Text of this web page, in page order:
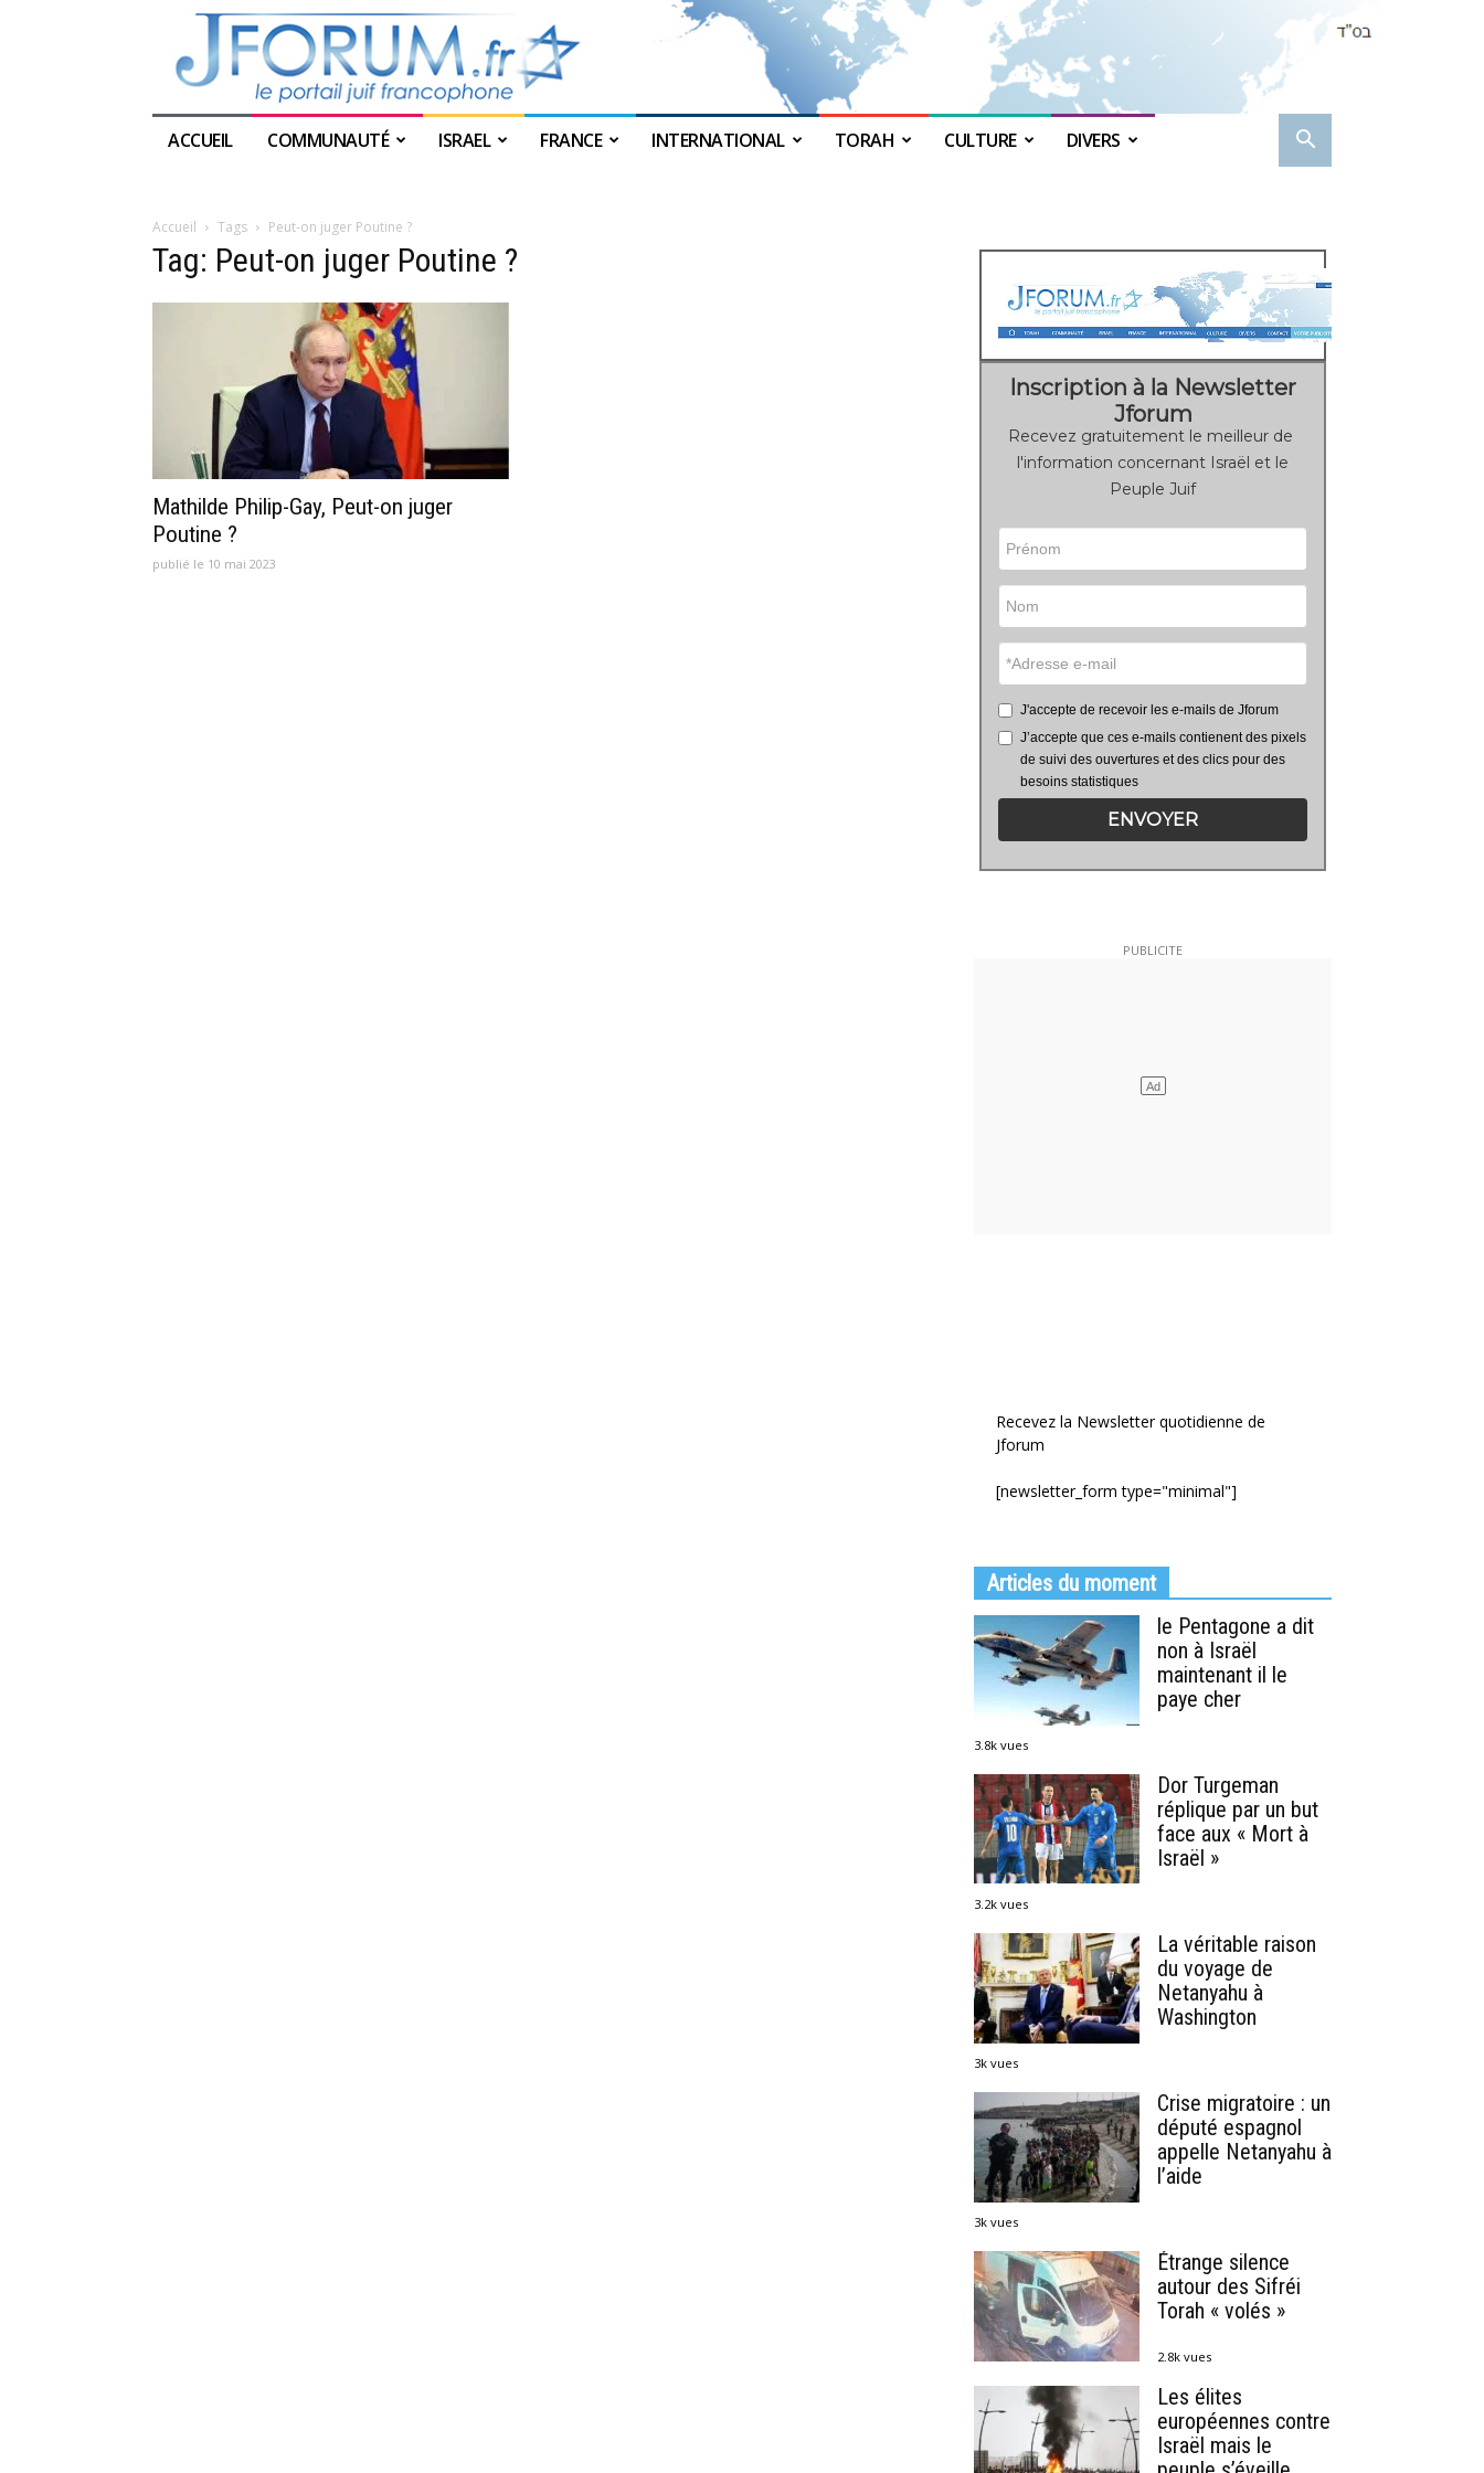
ACCUEIL COMMUNAUTÉ ISRAEL FRANCE INTERNATIONAL TORAH CULTURE DIVERS
Accueil Tags Peut-on juger Poutine ?
Tag: Peut-on juger Poutine ?
Mathilde Philip-Gay, Peut-on juger
Poutine ?
publié le 10 mai 2023
Inscription à la Newsletter
Jforum
Recevez gratuitement le meilleur de
l'information concernant Israël et le
Peuple Juif
J'accepte de recevoir les e-mails de Jforum
J’accepte que ces e-mails contienent des pixels
de suivi des ouvertures et des clics pour des
besoins statistiques
ENVOYER
Recevez la Newsletter quotidienne de
Jforum
[newsletter_form type="minimal"]
Articles du moment
le Pentagone a dit
non à Israël
maintenant il le
paye cher
3.8k vues
Dor Turgeman
réplique par un but
face aux « Mort à
Israël »
3.2k vues
La véritable raison
du voyage de
Netanyahu à
Washington
3k vues
Crise migratoire : un
député espagnol
appelle Netanyahu à
l’aide
3k vues
Étrange silence
autour des Sifréi
Torah « volés »
2.8k vues
Les élites
européennes contre
Israël mais le